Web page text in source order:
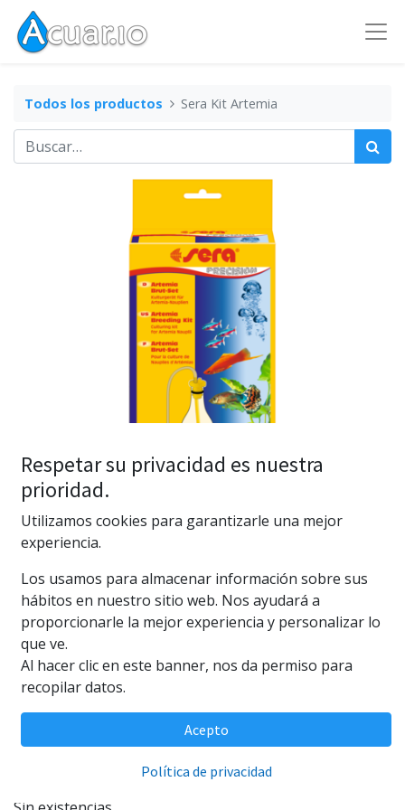
Todos los productos Sera Kit Artemia
Sera Kit Artemia
(0 reseña)
Sera Kit Artemia
16,19€
AÑADIR AL CARRITO
Respetar su privacidad es nuestra
prioridad.
Utilizamos cookies para garantizarle una mejor
experiencia.
Los usamos para almacenar información sobre sus
hábitos en nuestro sitio web. Nos ayudará a
proporcionarle la mejor experiencia y personalizar lo
que ve.
Al hacer clic en este banner, nos da permiso para
recopilar datos.
Acepto
Política de privacidad